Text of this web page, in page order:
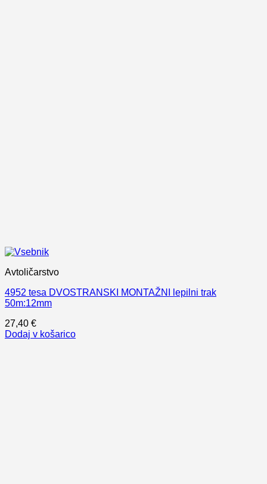
Avtoličarstvo
4952 tesa DVOSTRANSKI MONTAŽNI lepilni trak
50m:12mm
27,40 €
Dodaj v košarico